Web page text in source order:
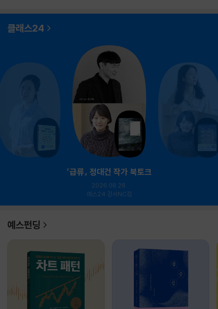
클래스24
『급류』 정대건 작가 북토크
2026.08.28.
예스24 강서NC점
예스펀딩